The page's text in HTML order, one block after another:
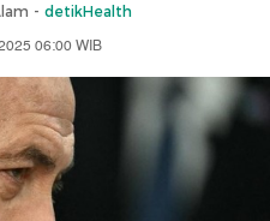
- detikHealth
06:00 WIB